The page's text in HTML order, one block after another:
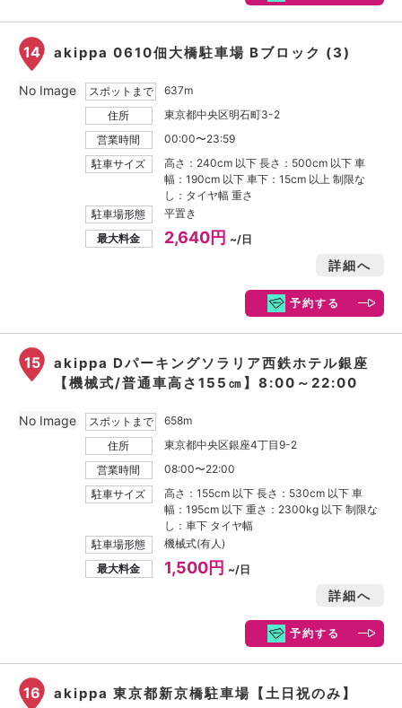
14 akippa 0610佃大橋駐車場 Bブロック (3)
スポットまで
637m
住所
東京都中央区明石町3-2
営業時間
00:00〜23:59
駐車サイズ
高さ：240cm 以下 長さ：500cm 以下 車
幅：190cm 以下 車下：15cm 以上 制限な
し：タイヤ幅 重さ
駐車場形態
平置き
最大料金
2,640円 ~/日
詳細へ
予約する
No Image
15
akippa Dパーキングソラリア西鉄ホテル銀座
【機械式/普通車高さ155㎝】8:00～22:00
スポットまで
658m
住所
東京都中央区銀座4丁目9-2
営業時間
08:00〜22:00
駐車サイズ
高さ：155cm 以下 長さ：530cm 以下 車
幅：195cm 以下 重さ：2300kg 以下 制限な
し：車下 タイヤ幅
駐車場形態
機械式(有人)
最大料金
1,500円 ~/日
詳細へ
予約する
No Image
16 akippa 東京都新京橋駐車場【土日祝のみ】